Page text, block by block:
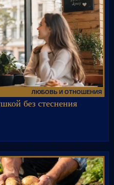
ЛЮБОВЬ И ОТНОШЕНИЯ
без стеснения